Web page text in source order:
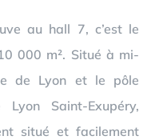
au hall 7, c’est le
000 m². Situé à mi-
de Lyon et le pôle
Saint-Exupéry,
situé et facilement